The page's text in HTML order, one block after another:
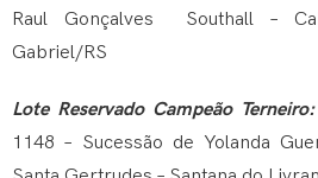
Raul Gonçalves Southall –
Gabriel/RS
Lote Reservado Campeão Terneiro:
1148 – Sucessão de Yolanda